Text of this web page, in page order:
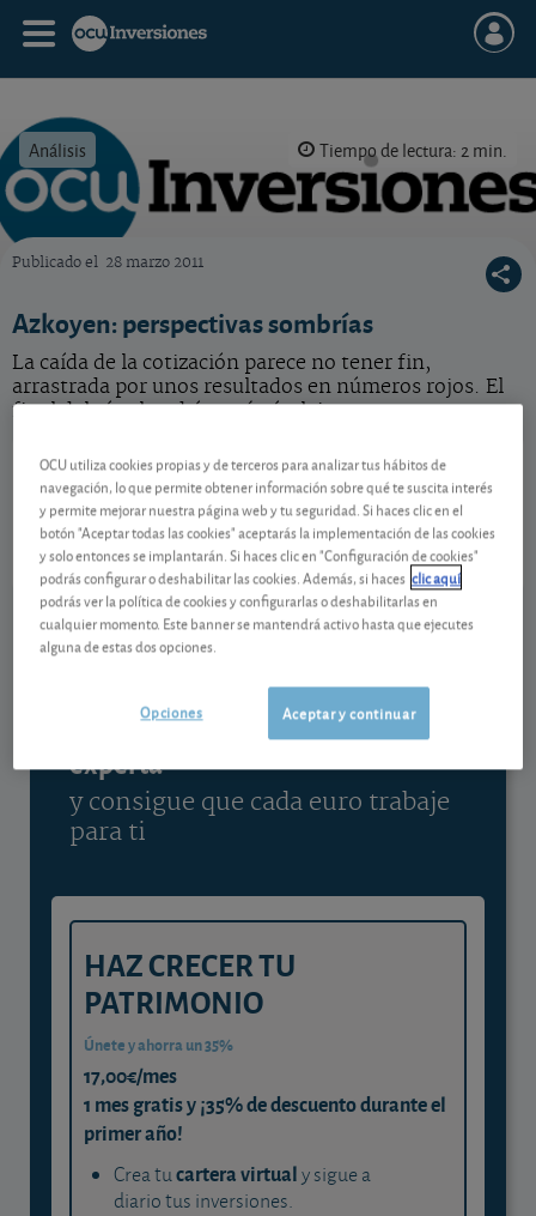
Análisis Tiempo de lectura: 2 min.
Publicado el 28 marzo 2011
Azkoyen: perspectivas sombrías
La caída de la cotización parece no tener fin,
arrastrada por unos resultados en números rojos. El
final del túnel podría está aún lejos.
Azkoyen
ES0112458312
10/08/2026 Madrid
10,20 EUR
0,1 EUR (0,99 %)
Ver detalladamente
Contenido reservado a SOCIOS
Gestiona tu dinero con visión
experta
y consigue que cada euro trabaje
para ti
HAZ CRECER TU
PATRIMONIO
Únete y ahorra un 35%
17,00€/mes
1 mes gratis y ¡35% de descuento durante el
primer año!
Crea tucartera virtualy sigue a
diario tus inversiones.
OCU utiliza cookies propias y de terceros para analizar tus hábitos de
navegación, lo que permite obtener información sobre qué te suscita interés
y permite mejorar nuestra página web y tu seguridad. Si haces clic en el
botón "Aceptar todas las cookies" aceptarás la implementación de las cookies
y solo entonces se implantarán. Si haces clic en "Configuración de cookies"
podrás configurar o deshabilitar las cookies. Además, si haces clic aquí
podrás ver la política de cookies y configurarlas o deshabilitarlas en
cualquier momento. Este banner se mantendrá activo hasta que ejecutes
alguna de estas dos opciones.
Aceptar y continuar
Opciones